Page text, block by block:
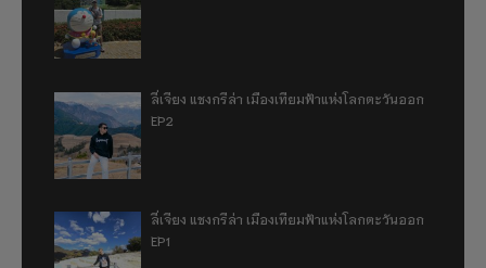
ลี่เจียง แชงกรีล่า เมืองเทียมฟ้าแห่งโลกตะวันออก
EP2
ลี่เจียง แชงกรีล่า เมืองเทียมฟ้าแห่งโลกตะวันออก
EP1